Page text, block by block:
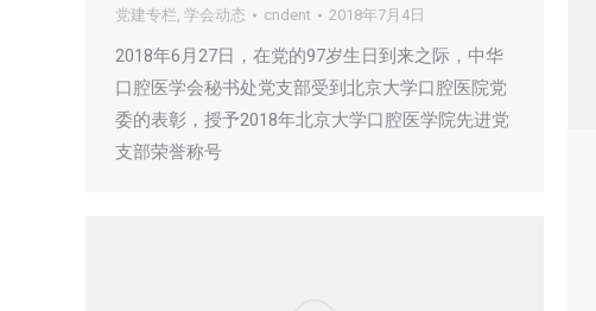
党建专栏, 学会动态 cndent 2018年7月4日
2018年6月27日，在党的97岁生日到来之际，中华
口腔医学会秘书处党支部受到北京大学口腔医院党
委的表彰，授予2018年北京大学口腔医学院先进党
支部荣誉称号